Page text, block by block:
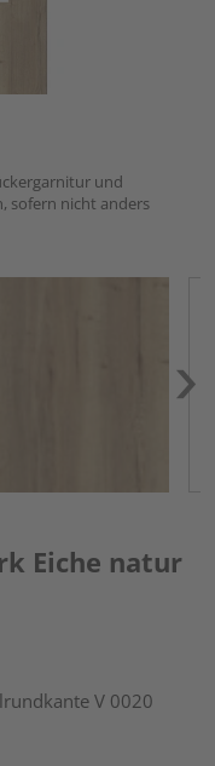
und
sofern nicht anders
Eiche natur
V 0020